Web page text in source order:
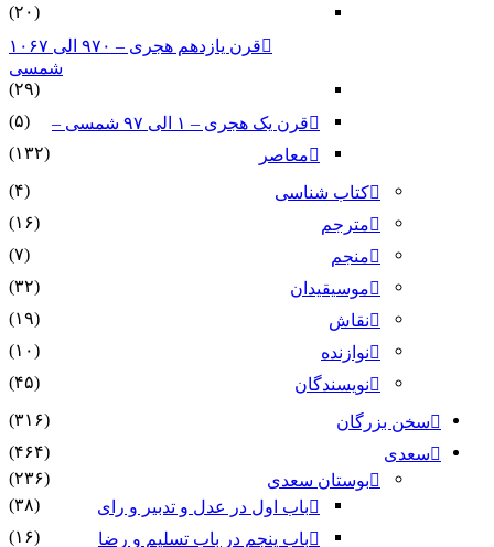
(۲۰)
قرن یازدهم هجری – ۹۷۰ الی ۱۰۶۷
شمسی
(۲۹)
قرن یک هجری – ۱ الی ۹۷ شمسی –
(۵)
معاصر
(۱۳۲)
کتاب شناسی
(۴)
مترجم
(۱۶)
منجم
(۷)
موسیقیدان
(۳۲)
نقاش
(۱۹)
نوازنده
(۱۰)
نویسندگان
(۴۵)
سخن بزرگان
(۳۱۶)
سعدی
(۴۶۴)
بوستان سعدی
(۲۳۶)
باب اول در عدل و تدبیر و رای
(۳۸)
باب پنجم در باب تسلیم و رضا
(۱۶)